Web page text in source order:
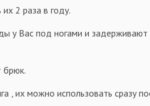
2 раза в году.
у Вас под ногами и задерживают
брюк.
, их можно использовать сразу